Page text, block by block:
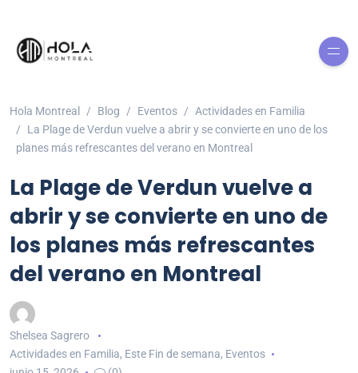
Hola Montreal Blog Eventos
Actividades en Familia
La Plage de Verdun vuelve a abrir y se convierte en uno de los
planes más refrescantes del verano en Montreal
La Plage de Verdun vuelve a
abrir y se convierte en uno de
los planes más refrescantes
del verano en Montreal
Shelsea Sagrero
Actividades en Familia, Este Fin de semana, Eventos